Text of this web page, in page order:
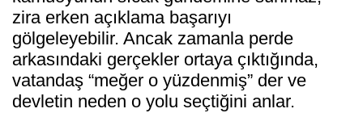
zira erken açıklama başarıyı
gölgeleyebilir. Ancak zamanla perde
arkasındaki gerçekler ortaya çıktığında,
vatandaş “meğer o yüzdenmiş” der ve
devletin neden o yolu seçtiğini anlar.